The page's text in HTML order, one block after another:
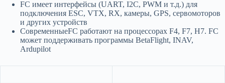
FC имеет интерфейсы (UART, I2C, PWM и т.д.) для
подключения ESC, VTX, RX, камеры, GPS, сервомоторов
и других устройств
СовременныеFC работают на процессорах F4, F7, H7. FC
может поддерживать программы BetaFlight, INAV,
Ardupilot